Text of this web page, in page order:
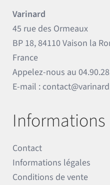
Varinard
45 rue des Ormeaux
BP 18, 84110 Vaison la
France
Appelez-nous au
E-mail :
Informations
Contact
Informations légales
Conditions de vente